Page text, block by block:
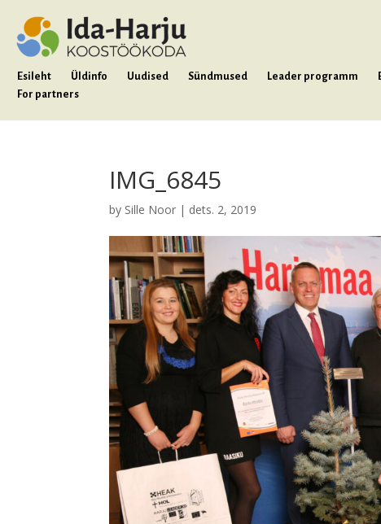
Esileht Üldinfo Uudised Sündmused Leader programm
For partners
IMG_6845
by Sille Noor | dets. 2, 2019